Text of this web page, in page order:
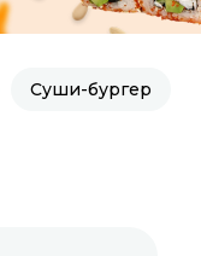
Суши-бургер